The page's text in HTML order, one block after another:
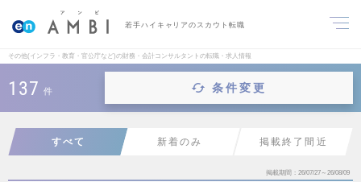
若手ハイキャリアのスカウト転職
その他(インフラ・教育・官公庁など)の財務・会計コンサルタントの転職・求人情報
137 件 条件変更
すべて 新着のみ 掲載終了間近
掲載期間 26/07/27～26/08/09